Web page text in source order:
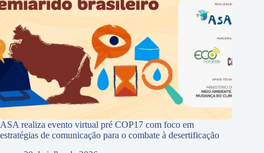
ASA realiza evento virtual pré COP17 com foco em
estratégias de comunicação para o combate à desertificação